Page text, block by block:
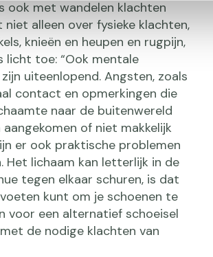
ook met wandelen klachten
alleen over fysieke klachten,
knieën en heupen en rugpijn,
licht toe: “Ook mentale
uiteenlopend. Angsten, zoals
contact en opmerkingen die
naar de buitenwereld
of niet makkelijk
er ook praktische problemen
Het lichaam kan letterlijk in de
tegen elkaar schuren, is dat
kunt om je schoenen te
voor een alternatief schoeisel
de nodige klachten van